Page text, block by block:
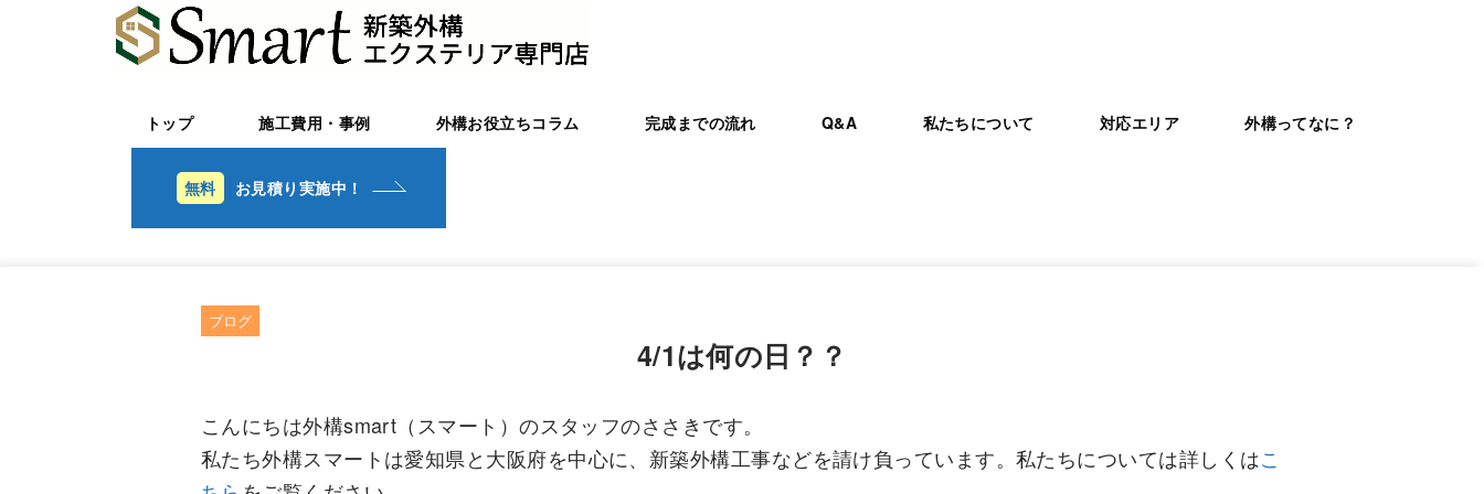
トップ 施工費用・事例 外構お役立ちコラム 完成までの流れ Q&A 私たちについて 対応エリア 外構ってなに？
お見積り実施中！
ブログ
4/1は何の日？？
こんにちは外構smart（スマート）のスタッフのささきです。
私たち外構スマートは愛知県と大阪府を中心に、新築外構工事などを請け負っています。私たちについては詳しくはこ